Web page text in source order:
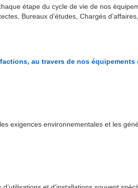
étape du cycle de vie de nos
Bureaux d’études, Chargés
au travers de nos équipements
exigences environnementales et les